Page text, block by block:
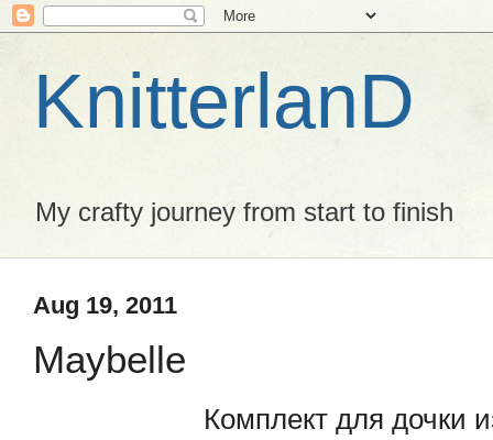
KnitterlanD
My crafty journey from start to finish
Aug 19, 2011
Maybelle
Комплект для дочки